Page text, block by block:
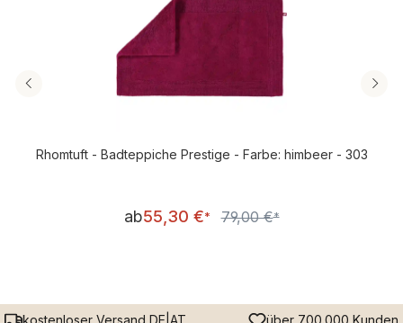
Rhomtuft - Badteppiche Prestige - Farbe: himbeer - 303
Verkaufspreis:
ab55,30 €* Regulärer Preis:
79,00 €*
kostenloser Versand DE|AT
über 700.000 Kunden